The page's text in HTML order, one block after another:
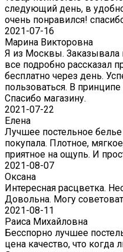
следующий день, в
очень понравился!
2021-07-16
Марина Викторовна
Я из Москвы.
все подробно рассказал
бесплатно через день.
пользоваться. В
Спасибо магазину.
2021-07-22
Eлена
Лучшее постельное белье
покупала. Плотное,
приятное на ощупь. И
2021-08-07
Оксана
Интересная расцветка.
Довольна. Могу
2021-08-11
Раиса Михайловна
Бесспорно лучшее
цена качество, что когда